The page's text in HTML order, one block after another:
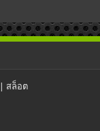
สล็อต